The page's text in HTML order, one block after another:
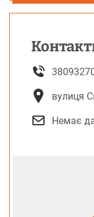
вулиця
Немає